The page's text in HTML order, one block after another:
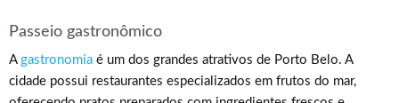
Passeio gastronômico
A gastronomia é um dos grandes atrativos de Porto Belo. A
cidade possui restaurantes especializados em frutos do mar,